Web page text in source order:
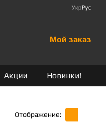
УкрРус
Мой заказ
Акции Новинки!
Отображение: